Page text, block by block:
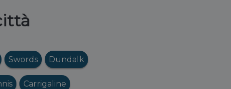
Swords Dundalk
Carrigaline